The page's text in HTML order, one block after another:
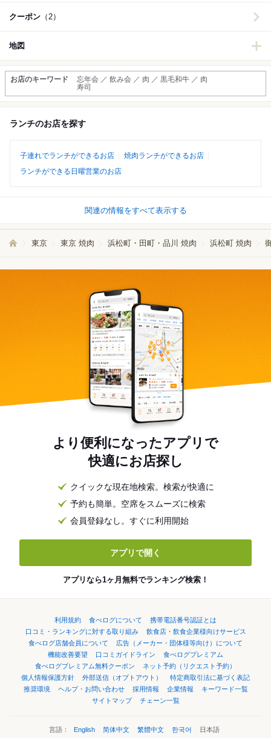
クーポン （2）
地図
お店のキーワード
忘年会 ／ 飲み会 ／ 肉 ／ 黒毛和牛 ／ 肉
寿司
ランチのお店を探す
子連れでランチができるお店
焼肉ランチができるお店
ランチができる日曜営業のお店
関連の情報をすべて表示する
東京 東京 焼肉 浜松町・田町・品川 焼肉 浜松町 焼肉
より便利になったアプリで
快適にお店探し
クイックな現在地検索。検索が快適に
予約も簡単。空席をスムーズに検索
会員登録なし。すぐに利用開始
アプリで開く
アプリなら1ヶ月無料でランキング検索！
利用規約 食べログについて
携帯電話番号認証とは
口コミ・ランキングに対する取り組み
飲食店・飲食企業様向けサービス
食べログ店舗会員について
広告（メーカー・団体様等向け）について
機能改善要望
口コミガイドライン
食べログプレミアム
食べログプレミアム無料クーポン
ネット予約（リクエスト予約）
個人情報保護方針
外部送信（オプトアウト）
特定商取引法に基づく表記
推奨環境
ヘルプ・お問い合わせ 採用情報 企業情報
キーワード一覧
サイトマップ
チェーン一覧
言語： English 简体中文 繁體中文 한국어 日本語